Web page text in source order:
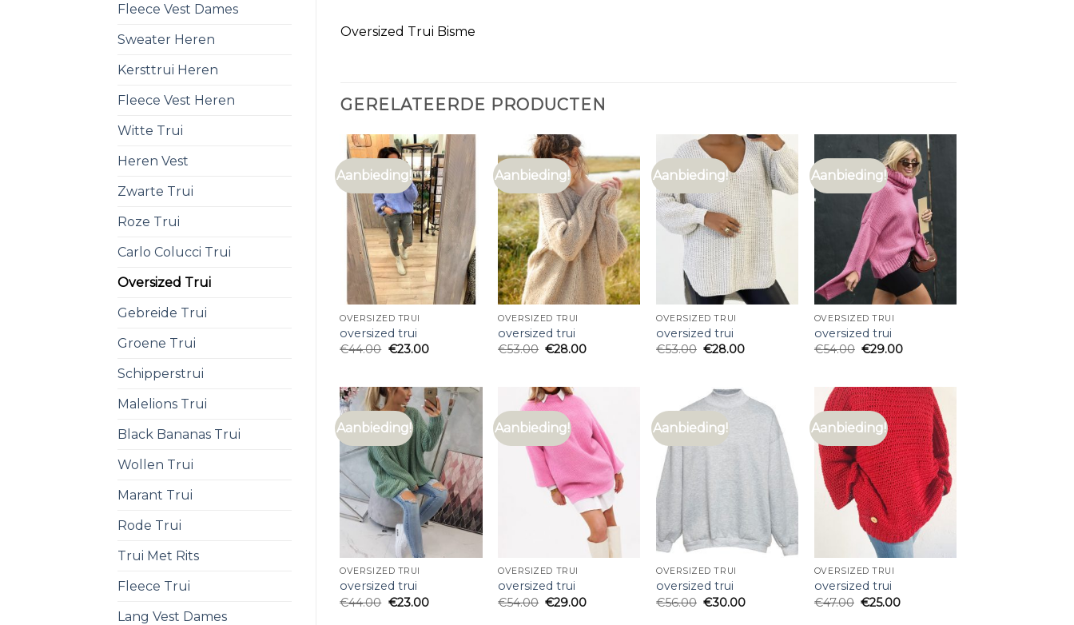
Fleece Vest Dames
Sweater Heren
Kersttrui Heren
Fleece Vest Heren
Witte Trui
Heren Vest
Zwarte Trui
Roze Trui
Carlo Colucci Trui
Oversized Trui
Gebreide Trui
Groene Trui
Schipperstrui
Malelions Trui
Black Bananas Trui
Wollen Trui
Marant Trui
Rode Trui
Trui Met Rits
Fleece Trui
Lang Vest Dames
Oversized Trui Bisme
GERELATEERDE PRODUCTEN
Aanbieding!
OVERSIZED TRUI
oversized trui
€44.00 €23.00
Aanbieding!
OVERSIZED TRUI
oversized trui
€53.00 €28.00
Aanbieding!
OVERSIZED TRUI
oversized trui
€53.00 €28.00
Aanbieding!
OVERSIZED TRUI
oversized trui
€54.00 €29.00
Aanbieding!
OVERSIZED TRUI
oversized trui
€44.00 €23.00
Aanbieding!
OVERSIZED TRUI
oversized trui
€54.00 €29.00
Aanbieding!
OVERSIZED TRUI
oversized trui
€56.00 €30.00
Aanbieding!
OVERSIZED TRUI
oversized trui
€47.00 €25.00